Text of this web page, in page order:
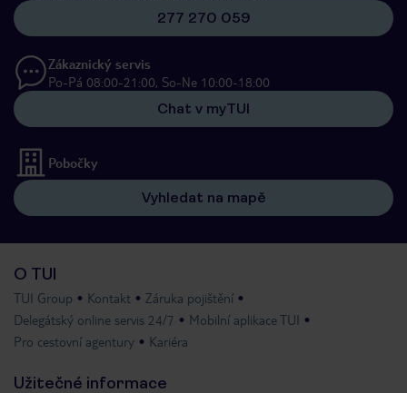
277 270 059
Zákaznický servis
Po-Pá 08:00-21:00, So-Ne 10:00-18:00
Chat v myTUI
Pobočky
Vyhledat na mapě
O TUI
TUI Group Kontakt
Záruka pojištění
Delegátský online servis 24/7
Mobilní aplikace TUI
Pro cestovní agentury
Kariéra
Užitečné informace